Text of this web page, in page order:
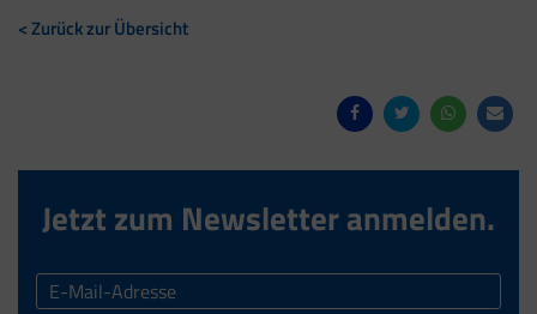
< Zurück zur Übersicht
Jetzt zum Newsletter anmelden.